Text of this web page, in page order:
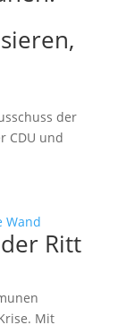
der
CDU und
Ritt
Mit